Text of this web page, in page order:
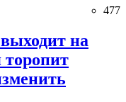
477
на